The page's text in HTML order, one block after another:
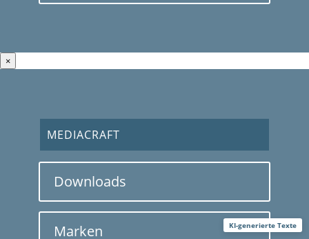
×
MEDIACRAFT
Downloads
Marken KI-generierte Texte